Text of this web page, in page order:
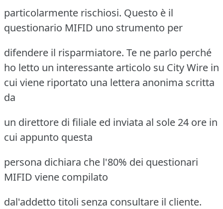
particolarmente rischiosi. Questo è il
questionario MIFID uno strumento per
difendere il risparmiatore. Te ne parlo perché
ho letto un interessante articolo su City Wire in
cui viene riportato una lettera anonima scritta
da
un direttore di filiale ed inviata al sole 24 ore in
cui appunto questa
persona dichiara che l'80% dei questionari
MIFID viene compilato
dal'addetto titoli senza consultare il cliente.